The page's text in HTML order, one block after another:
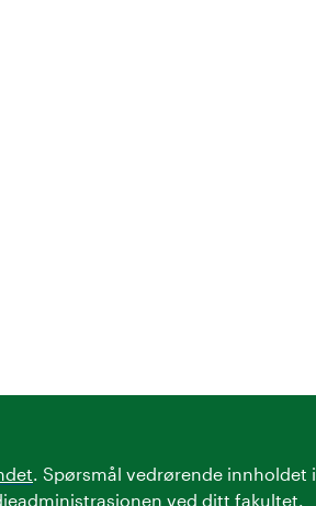
. Spørsmål vedrørende innholdet i
ved ditt fakultet.